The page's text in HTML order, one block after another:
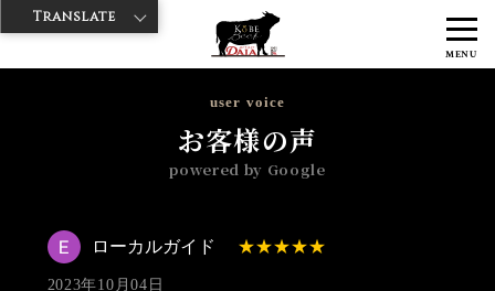
MENU
神戸牛ダイヤ > 神戸牛ダイア 浅草国際通り店 >ロ
user voice
お客様の声
powered by Google
ローカルガイド
2023年10月04日
Translate